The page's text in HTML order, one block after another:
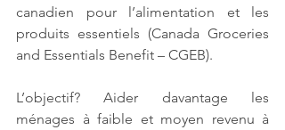
canadien pour l’alimentation et les
produits essentiels (Canada Groceries
and Essentials Benefit – CGEB).
L’objectif? Aider davantage les
ménages à faible et moyen revenu à